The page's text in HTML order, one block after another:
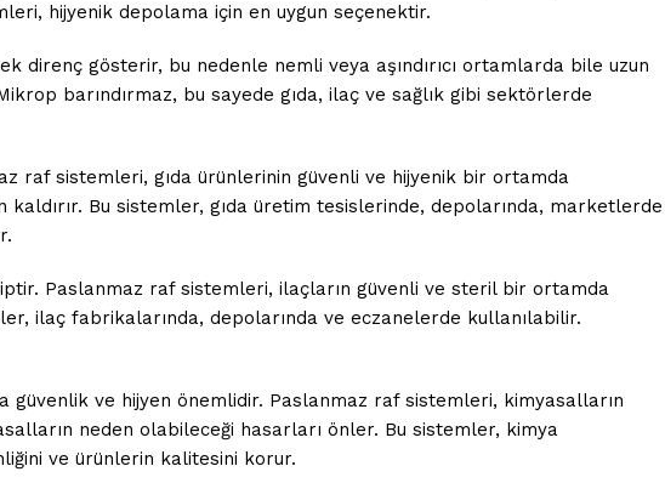
hijyenik depolama için en uygun seçenektir.
direnç gösterir, bu nedenle nemli veya aşındırıcı ortamlarda bile uzun
barındırmaz, bu sayede gıda, ilaç ve sağlık gibi sektörlerde
raf sistemleri, gıda ürünlerinin güvenli ve hijyenik bir ortamda
Bu sistemler, gıda üretim tesislerinde, depolarında, marketlerde
Paslanmaz raf sistemleri, ilaçların güvenli ve steril bir ortamda
ilaç fabrikalarında, depolarında ve eczanelerde kullanılabilir.
güvenlik ve hijyen önemlidir. Paslanmaz raf sistemleri, kimyasalların
neden olabileceği hasarları önler. Bu sistemler, kimya
ve ürünlerin kalitesini korur.